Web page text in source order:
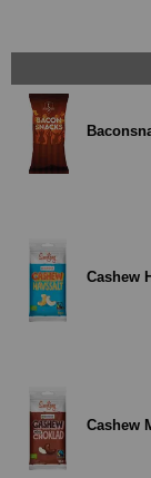
Cashew
Cashew